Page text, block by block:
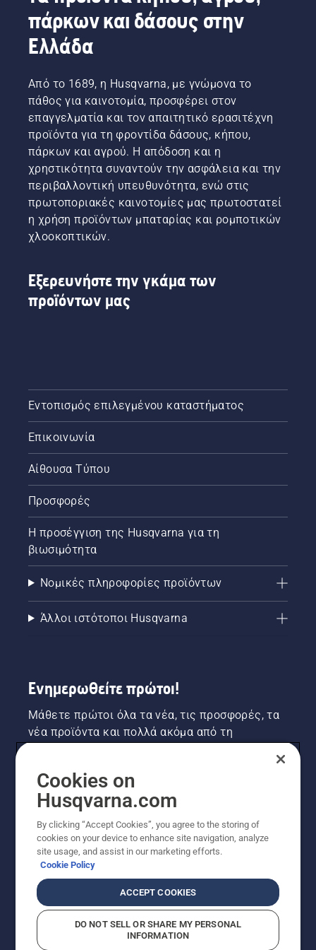
του
αλυσοπρίονού
σας
Πρώτα,
ελέγξτε
τη
στάθμη
λαδιού.
Εκκινήστε
το
αλυσοπρίονο
και
διασφαλίστε
ότι το
φρένο
απενεργοποιημένο.
Αυξήστε
εκατοστά
από τον
κορμό
ενός
δέντρου.
Το λάδι
στον
κορμό
υποδεικνύει
ότι το
σύστημα
λίπανσης
λειτουργεί.
την τάπα
και
γυρίστε
τη με το
ή
χρησιμοποιήστε
ένα
κατσαβίδι,
αν
απαιτείται.
πάρκων και δάσους στην
Ελλάδα
Από το 1689, η Husqvarna, με γνώμονα το
πάθος για καινοτομία, προσφέρει στον
επαγγελματία και τον απαιτητικό ερασιτέχνη
προϊόντα για τη φροντίδα δάσους, κήπου,
πάρκων και αγρού. Η απόδοση και η
χρηστικότητα συναντούν την ασφάλεια και την
περιβαλλοντική υπευθυνότητα, ενώ στις
πρωτοποριακές καινοτομίες μας πρωτοστατεί
η χρήση προϊόντων μπαταρίας και ρομποτικών
χλοοκοπτικών.
Εξερευνήστε την γκάμα των
προϊόντων μας
Εντοπισμός επιλεγμένου καταστήματος
Επικοινωνία
Αίθουσα Τύπου
Προσφορές
Η προσέγγιση της Husqvarna για τη
βιωσιμότητα
Νομικές πληροφορίες προϊόντων
Άλλοι ιστότοποι Husqvarna
Ενημερωθείτε πρώτοι!
Μάθετε πρώτοι όλα τα νέα, τις προσφορές, τα
νέα προϊόντα και πολλά ακόμα από τη
ΕΓΓΡΑΦΉ ΣΤΟ ΕΝΗΜΕΡΩΤΙΚΌ ΔΕΛΤΊΟ
Cookies on
Husqvarna.com
By clicking “Accept Cookies”, you agree to the storing of
cookies on your device to enhance site navigation, analyze
site usage, and assist in our marketing efforts.
Cookie Policy
ACCEPT COOKIES
DO NOT SELL OR SHARE MY PERSONAL
INFORMATION